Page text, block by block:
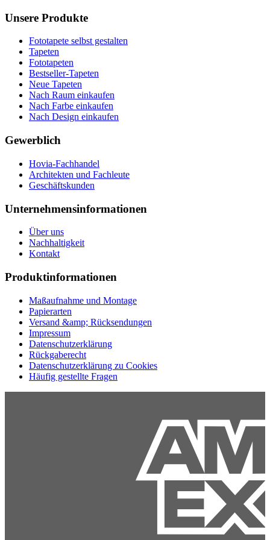
Unsere Produkte
Fototapete selbst gestalten
Tapeten
Fototapeten
Bestseller-Tapeten
Neue Tapeten
Nach Raum einkaufen
Nach Farbe einkaufen
Nach Design einkaufen
Gewerblich
Hovia-Fachhandel
Architekten und Fachleute
Geschäftskunden
Unternehmensinformationen
Über uns
Nachhaltigkeit
Kontakt
Produktinformationen
Maßaufnahme und Montage
Papierarten
Versand &amp; Rücksendungen
Impressum
Datenschutzerklärung
Rückgaberecht
Datenschutzerklärung zu Cookies
Häufig gestellte Fragen